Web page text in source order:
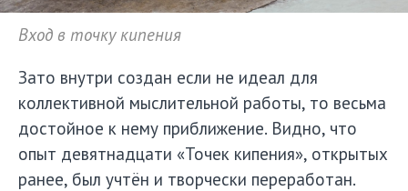
Вход в точку кипения
Зато внутри создан если не идеал для
коллективной мыслительной работы, то весьма
достойное к нему приближение. Видно, что
опыт девятнадцати «Точек кипения», открытых
ранее, был учтён и творчески переработан.